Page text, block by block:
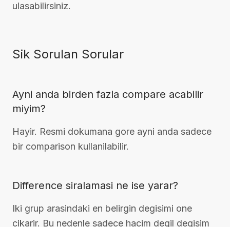
ulasabilirsiniz.
Sik Sorulan Sorular
Ayni anda birden fazla compare acabilir
miyim?
Hayir. Resmi dokumana gore ayni anda sadece
bir comparison kullanilabilir.
Difference siralamasi ne ise yarar?
Iki grup arasindaki en belirgin degisimi one
cikarir. Bu nedenle sadece hacim degil degisim